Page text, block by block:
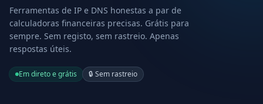
Ferramentas de IP e DNS honestas a par de
calculadoras financeiras precisas. Grátis para
sempre. Sem registo, sem rastreio. Apenas
respostas úteis.
Em direto e grátis 🔒 Sem rastreio